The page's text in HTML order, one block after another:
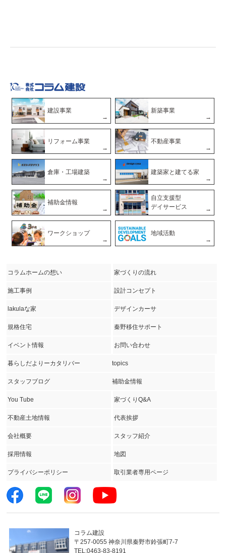
建設事業 新築事業
リフォーム事業 不動産事業
倉庫・工場建築 建築家と建てる家
補助金情報
自立支援型
デイサービス
ワークショップ 地域活動
コラムホームの想い 家づくりの流れ
施工事例 設計コンセプト
lakulaな家 デザインカーサ
規格住宅 秦野移住サポート
イベント情報 お問い合わせ
暮らしだよりーカタリバー topics
スタッフブログ 補助金情報
You Tube 家づくりQ&A
不動産土地情報 代表挨拶
会社概要 スタッフ紹介
採用情報 地図
プライバシーポリシー 取引業者専用ページ
コラム建設
〒257-0055 神奈川県秦野市鈴張町7-7
TEL:0463-83-8191